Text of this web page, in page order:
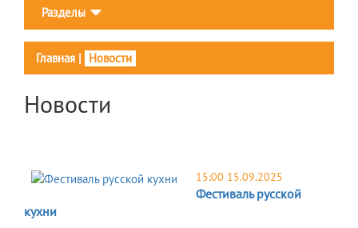
Разделы
Главная | Новости
Новости
15:00 15.09.2025
Фестиваль русской
кухни